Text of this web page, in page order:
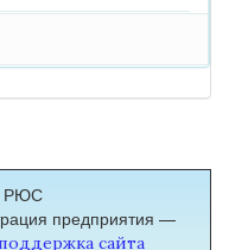
РЮС
предприятия —
сайта